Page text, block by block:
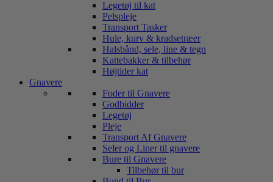
Legetøj til kat
Pelspleje
Transport Tasker
Hule, kurv & kradsetræer
Halsbånd, sele, line & tegn
Kattebakker & tilbehør
Højtider kat
Gnavere
Foder til Gnavere
Godbidder
Legetøj
Pleje
Transport Af Gnavere
Seler og Liner til gnavere
Bure til Gnavere
Tilbehør til bur